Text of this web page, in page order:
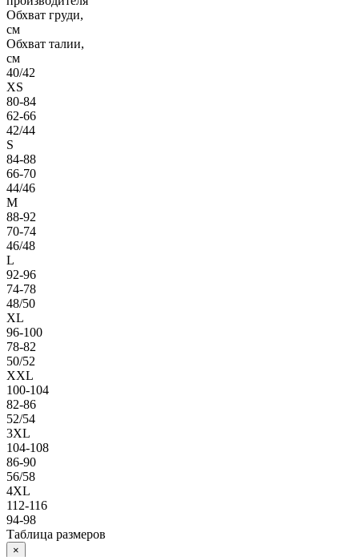
Обхват груди,
см
Обхват талии,
см
40/42
XS
80-84
62-66
42/44
S
84-88
66-70
44/46
M
88-92
70-74
46/48
L
92-96
74-78
48/50
XL
96-100
78-82
50/52
XXL
100-104
82-86
52/54
3XL
104-108
86-90
56/58
4XL
112-116
94-98
Таблица размеров
×